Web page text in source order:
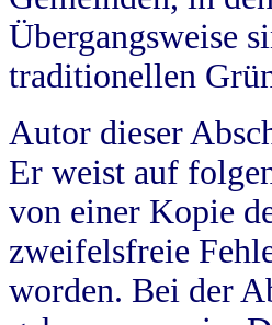
Übergangsweise
traditionellen
Autor dieser
Er weist auf
von einer Kopie
zweifelsfreie
worden. Bei der